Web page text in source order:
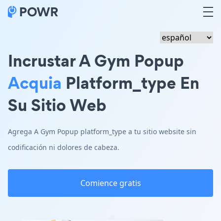
Incrustar A Gym Popup
Acquia Platform_type En
Su Sitio Web
Agrega A Gym Popup platform_type a tu sitio website sin
codificación ni dolores de cabeza.
Comience gratis